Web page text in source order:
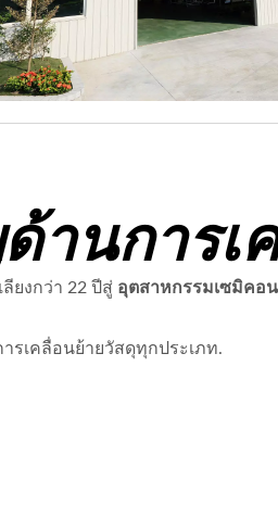
านการเ
ยงกว่า 22 ปีสู่ อุตสาหกรรมเซมิคอ
รเคลื่อนย้ายวัสดุทุกประเภท.